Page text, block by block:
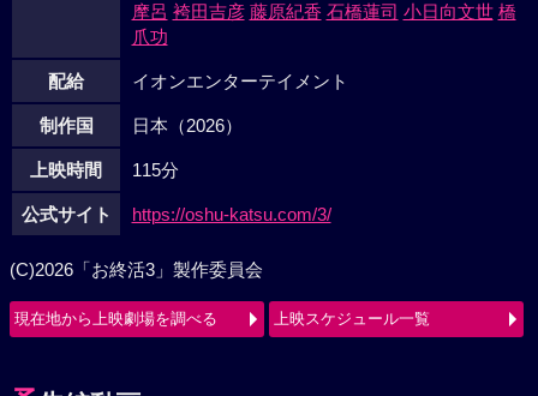
摩呂 袴田吉彦 藤原紀香 石橋蓮司 小日向文世 橋
爪功
配給 イオンエンターテイメント
制作国 日本（2026）
上映時間 115分
公式サイト https://oshu-katsu.com/3/
(C)2026「お終活3」製作委員会
現在地から上映劇場を調べる 上映スケジュール一覧